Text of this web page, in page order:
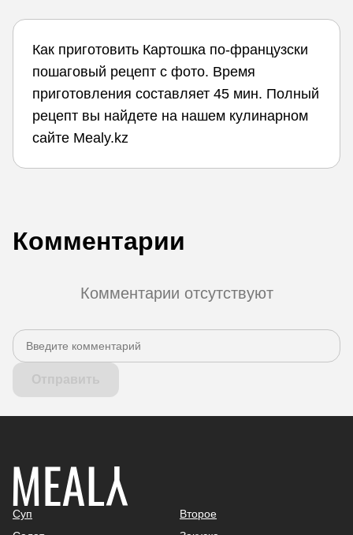
Как приготовить Картошка по-французски
пошаговый рецепт с фото. Время
приготовления составляет 45 мин. Полный
рецепт вы найдете на нашем кулинарном
сайте Mealy.kz
Комментарии
Комментарии отсутствуют
Суп
Второе